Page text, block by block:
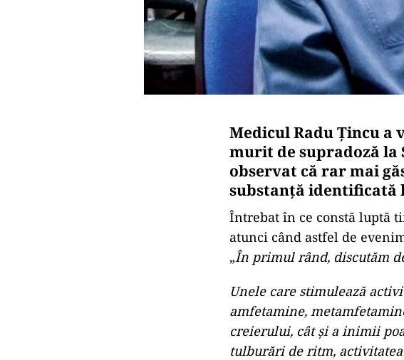
Medicul Radu Țincu a
murit de supradoză la
observat că rar mai
substanță identificată
Întrebat în ce constă luptă
atunci când astfel de
„În primul rând, discutăm
Unele care stimulează
amfetamine,
creierului, cât și a inimii
tulburări de ritm,